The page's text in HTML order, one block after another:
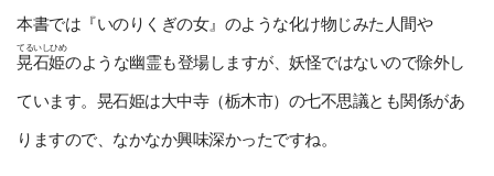
本書では『いのりくぎの女』のような化け物じみた人間や
晃石姫
てるいしひめ
のような幽霊も登場しますが、妖怪ではないので除外し
ています。晃石姫は大中寺（栃木市）の七不思議とも関係があ
りますので、なかなか興味深かったですね。